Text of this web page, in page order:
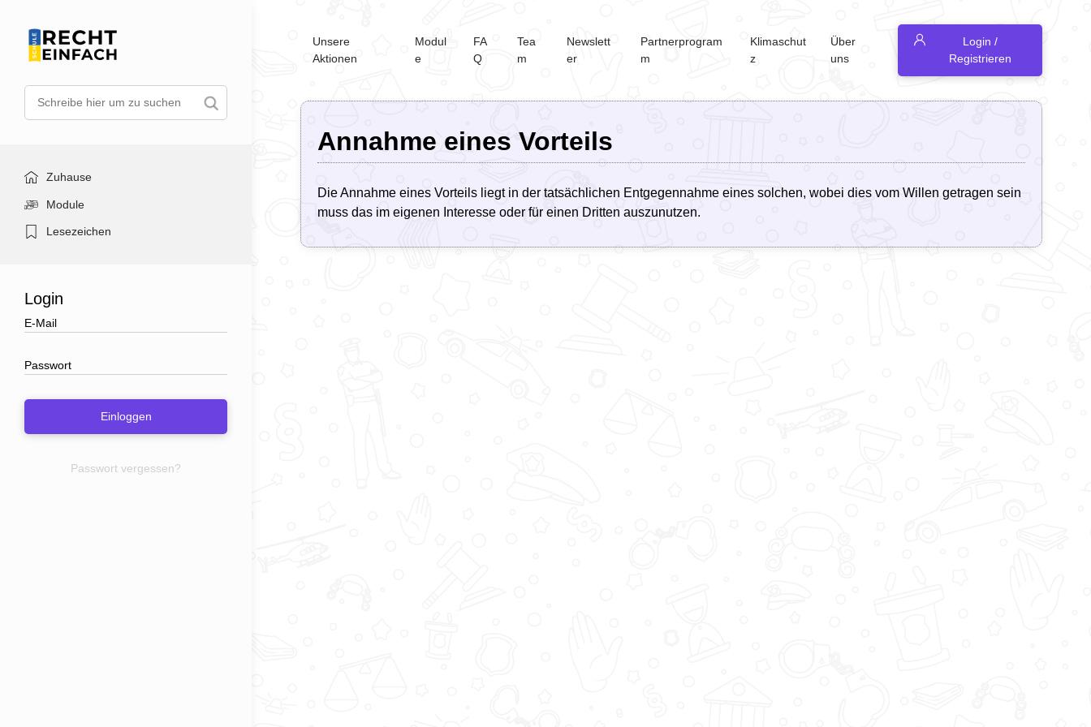
Zuhause
Module
Lesezeichen
Login
Einloggen
Passwort vergessen?
Unsere
Aktionen
Modul
e
FA
Q
Tea
m
Newslett
er
Partnerprogram
m
Klimaschut
z
Über
uns
Login /
Registrieren
Annahme eines Vorteils
Die Annahme eines Vorteils liegt in der tatsächlichen Entgegennahme eines solchen, wobei dies vom Willen getragen sein
muss das im eigenen Interesse oder für einen Dritten auszunutzen.